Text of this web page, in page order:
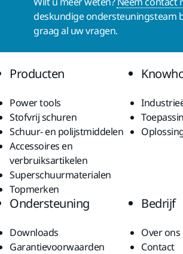
deskundige ondersteuningsteam
graag al uw vragen.
Producten
Power tools
Stofvrij schuren
Schuur- en polijstmiddelen
Accessoires en
verbruiksartikelen
Superschuurmaterialen
Topmerken
Ondersteuning
Downloads
Garantievoorwaarden
Bedrijf
Over ons
Contact